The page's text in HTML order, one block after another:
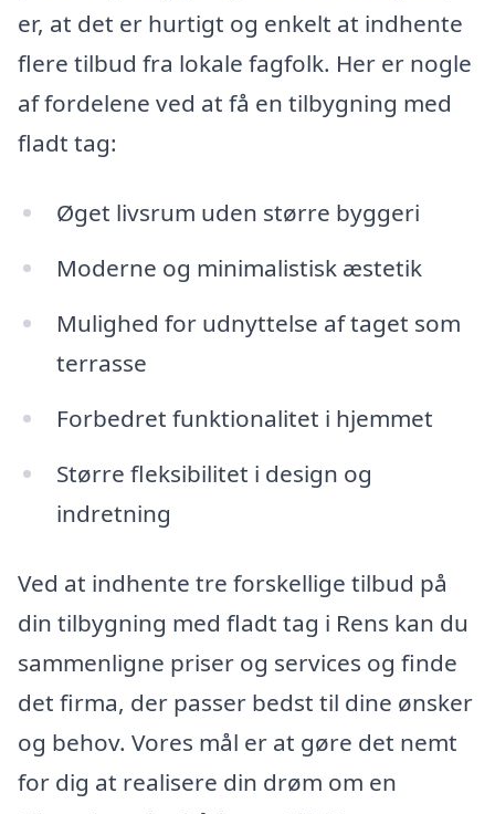
er, at det er hurtigt og enkelt at indhente
flere tilbud fra lokale fagfolk. Her er nogle
af fordelene ved at få en tilbygning med
fladt tag:
Øget livsrum uden større byggeri
Moderne og minimalistisk æstetik
Mulighed for udnyttelse af taget som
terrasse
Forbedret funktionalitet i hjemmet
Større fleksibilitet i design og
indretning
Ved at indhente tre forskellige tilbud på
din tilbygning med fladt tag i Rens kan du
sammenligne priser og services og finde
det firma, der passer bedst til dine ønsker
og behov. Vores mål er at gøre det nemt
for dig at realisere din drøm om en